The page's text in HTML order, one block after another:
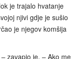
je trajalo hvatanje
njivi gdje je sušio
je njegov komšija
zavapio je. – Ako me